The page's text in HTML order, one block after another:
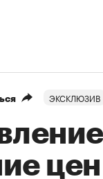
ЭКСКЛЮЗИВ
цен